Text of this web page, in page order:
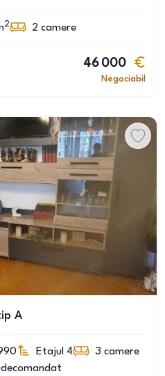
2 2 camere
46 000
Negociabil
A
Etajul 4 3 camere